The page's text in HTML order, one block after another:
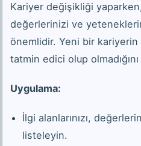
Kariyer değişikliği
değerlerinizi ve
önemlidir. Yeni bir kariyerin
tatmin edici olup
Uygulama:
İlgi alanlarınızı,
listeleyin.